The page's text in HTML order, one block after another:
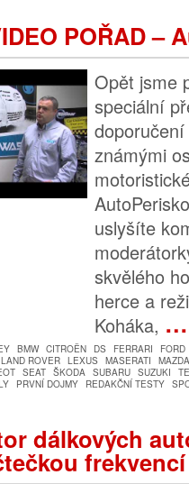
POŘAD –
Opět jsme
speciální
známými
uslyšíte
skvělého
herce a
Koháka, …
BMW CITROËN DS FERRARI
FORD
LAND ROVER LEXUS MASERATI
MAZDA
SEAT ŠKODA SUBARU SUZUKI
PRVNÍ DOJMY REDAKČNÍ TESTY
dálkových
frekvencí